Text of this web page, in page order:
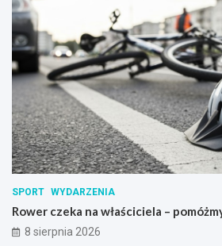
SPORT WYDARZENIA
Rower czeka na właściciela –
8 sierpnia 2026